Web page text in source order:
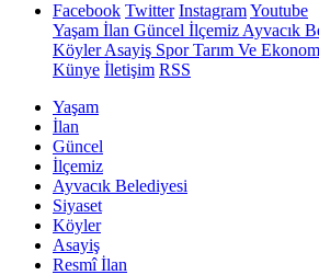
Facebook Twitter InstagramYoutube
Yaşam İlan Güncel İlçemiz Ayvacık
KöylerAsayiş SporTarım Ve
Künye İletişim RSS
Yaşam
İlan
Güncel
İlçemiz
Ayvacık Belediyesi
Siyaset
Köyler
Asayiş
Resmî İlan